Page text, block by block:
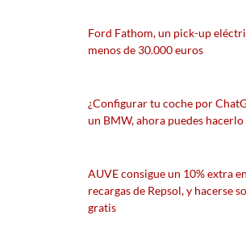
Ford Fathom, un pick-up
menos de 30.000 euros
¿Configurar tu coche por
un BMW, ahora puedes hacerlo
AUVE consigue un 10% extra
recargas de Repsol, y hacerse
gratis